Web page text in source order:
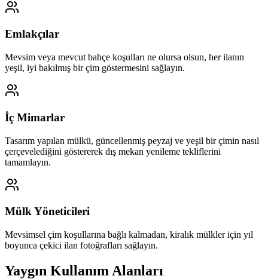
Emlakçılar
Mevsim veya mevcut bahçe koşulları ne olursa olsun, her ilanın
yeşil, iyi bakılmış bir çim göstermesini sağlayın.
İç Mimarlar
Tasarım yapılan mülkü, güncellenmiş peyzaj ve yeşil bir çimin nasıl
çerçevelediğini göstererek dış mekan yenileme tekliflerini
tamamlayın.
Mülk Yöneticileri
Mevsimsel çim koşullarına bağlı kalmadan, kiralık mülkler için yıl
boyunca çekici ilan fotoğrafları sağlayın.
Yaygın Kullanım Alanları